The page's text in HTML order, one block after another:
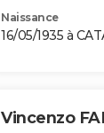
Naissance
16/05/1935 à
Vincenzo